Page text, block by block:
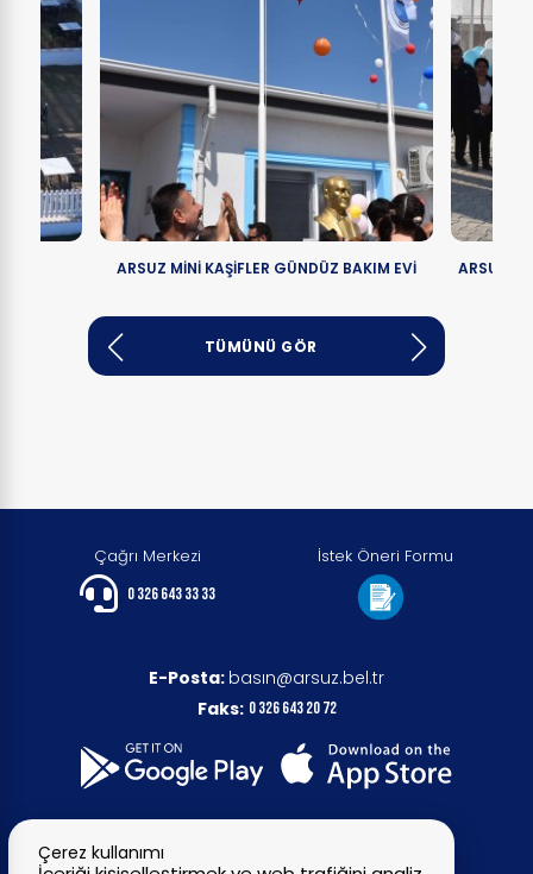
ARSUZ MİNİ KAŞİFLER GÜNDÜZ BAKIM EVİ ARSUZ
TÜMÜNÜ GÖR
Çağrı Merkezi
0 326 643 33 33
İstek Öneri Formu
E-Posta: basın@arsuz.bel.tr
Faks: 0 326 643 20 72
Çerez kullanımı